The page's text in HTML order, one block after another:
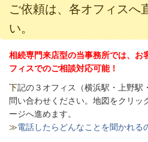
ご依頼は、各オフィスへ
い。
相続専門来店型の当事務所では、お
フィスでのご相談対応可能！
下記の３オフィス（横浜駅・上野駅
問い合わせください。 地図をクリッ
ージへ進めます。
≫電話したらどんなことを聞かれる